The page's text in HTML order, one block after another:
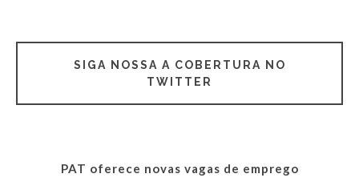
SIGA NOSSA A COBERTURA NO
TWITTER
PAT oferece novas vagas de emprego